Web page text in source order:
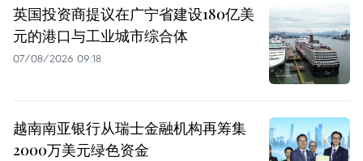
英国投资商提议在广宁省建设180亿美
元的港口与工业城市综合体
07/08/2026 09:18
越南南亚银行从瑞士金融机构再筹集
2000万美元绿色资金